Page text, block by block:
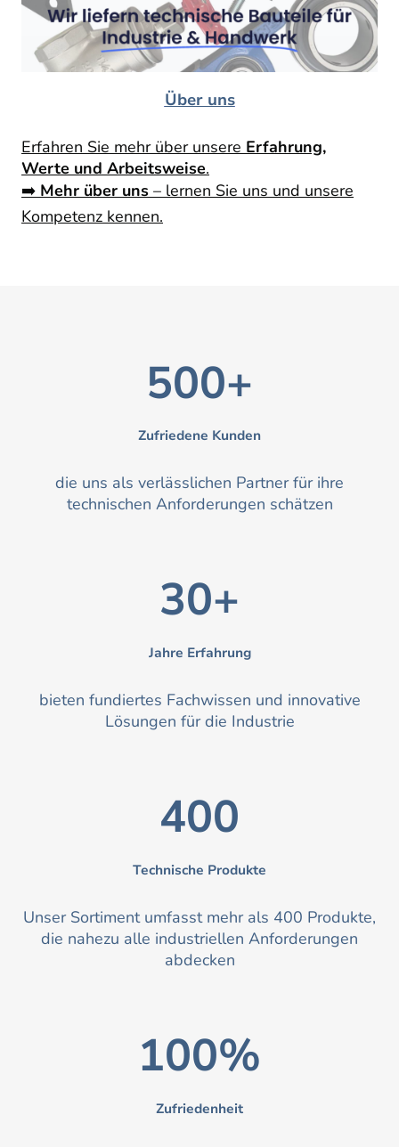
Über uns
Erfahren Sie mehr über unsere Erfahrung,
Werte und Arbeitsweise.
➡️ Mehr über uns – lernen Sie uns und unsere
Kompetenz kennen.
500+
Zufriedene Kunden
die uns als verlässlichen Partner für ihre
technischen Anforderungen schätzen
30+
Jahre Erfahrung
bieten fundiertes Fachwissen und innovative
Lösungen für die Industrie
400
Technische Produkte
Unser Sortiment umfasst mehr als 400 Produkte,
die nahezu alle industriellen Anforderungen
abdecken
100%
Zufriedenheit